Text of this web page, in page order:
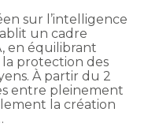
sur l’intelligence
un cadre
en équilibrant
protection des
À partir du 2
entre pleinement
la création